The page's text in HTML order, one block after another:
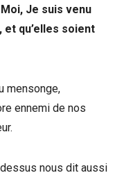
Je suis venu
qu’elles soient
mensonge,
ennemi de nos
nous dit aussi